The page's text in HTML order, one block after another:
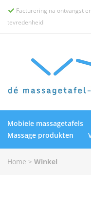
 Facturering na ontvangst
tevredenheid
Mobiele massagetafels
Massage produkten
Home > Winkel